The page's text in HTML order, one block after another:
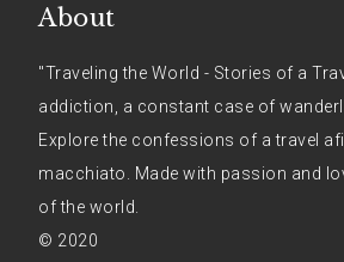
About
"Traveling the World - Stories of a
addiction, a constant case of
Explore the confessions of a travel
macchiato. Made with passion and
of the world.
© 2020